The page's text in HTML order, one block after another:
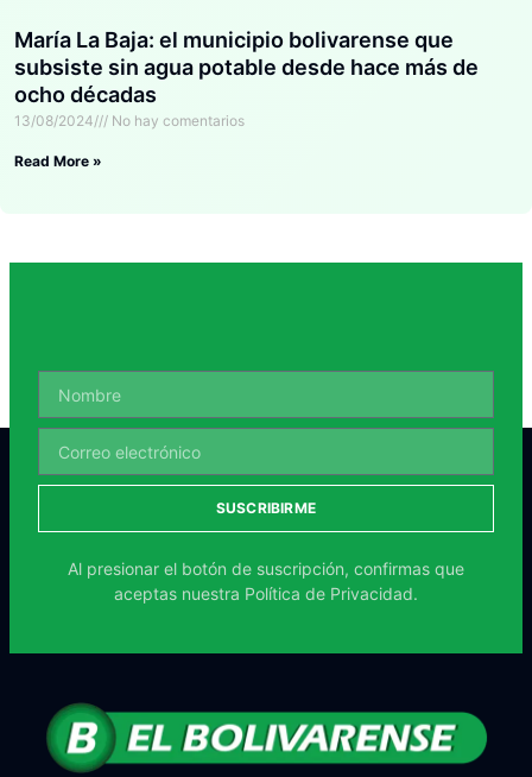
María La Baja: el municipio bolivarense que
subsiste sin agua potable desde hace más de
ocho décadas
13/08/2024 No hay comentarios
Read More »
SUSCRIBIRME
Al presionar el botón de suscripción, confirmas que
aceptas nuestra Política de Privacidad.